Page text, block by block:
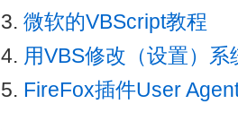
微软的VBScript教程
用VBS修改（设置）系
FireFox插件User